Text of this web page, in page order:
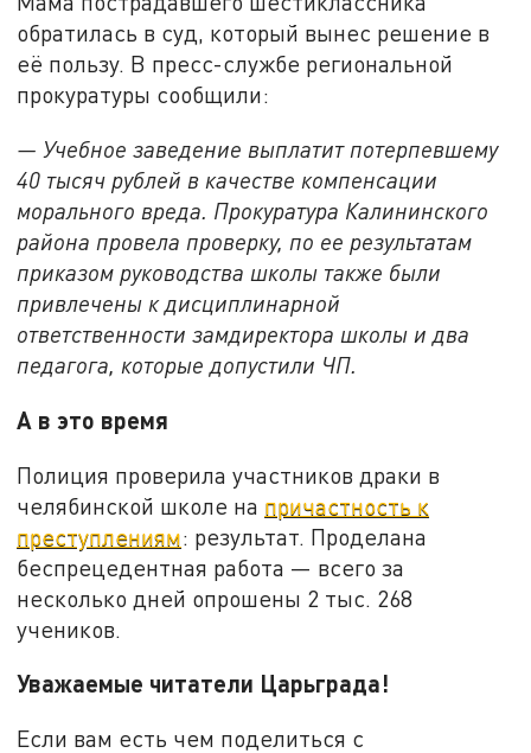
обратилась в суд, который вынес решение в
её пользу. В пресс-службе региональной
прокуратуры сообщили:
— Учебное заведение выплатит потерпевшему
40 тысяч рублей в качестве компенсации
морального вреда. Прокуратура Калининского
района провела проверку, по ее результатам
приказом руководства школы также были
привлечены к дисциплинарной
ответственности замдиректора школы и два
педагога, которые допустили ЧП.
А в это время
Полиция проверила участников драки в
челябинской школе на причастность к
преступлениям: результат. Проделана
беспрецедентная работа — всего за
несколько дней опрошены 2 тыс. 268
учеников.
Уважаемые читатели Царьграда!
Если вам есть чем поделиться с